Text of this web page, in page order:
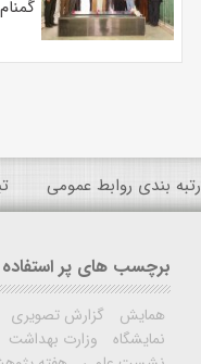
گمنام
رتبه بندی روابط عمومی
برچسب های پر استفاده
همایش گزارش تصویری
نمایشگاه
وزارت بهداشت